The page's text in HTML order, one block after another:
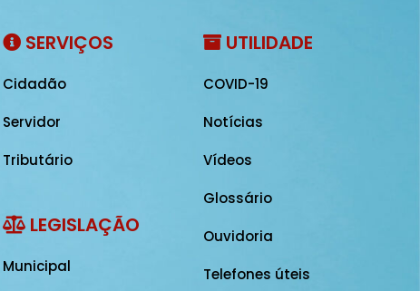
SERVIÇOS
Cidadão
Servidor
Tributário
LEGISLAÇÃO
Municipal
UTILIDADE
COVID-19
Notícias
Vídeos
Glossário
Ouvidoria
Telefones úteis